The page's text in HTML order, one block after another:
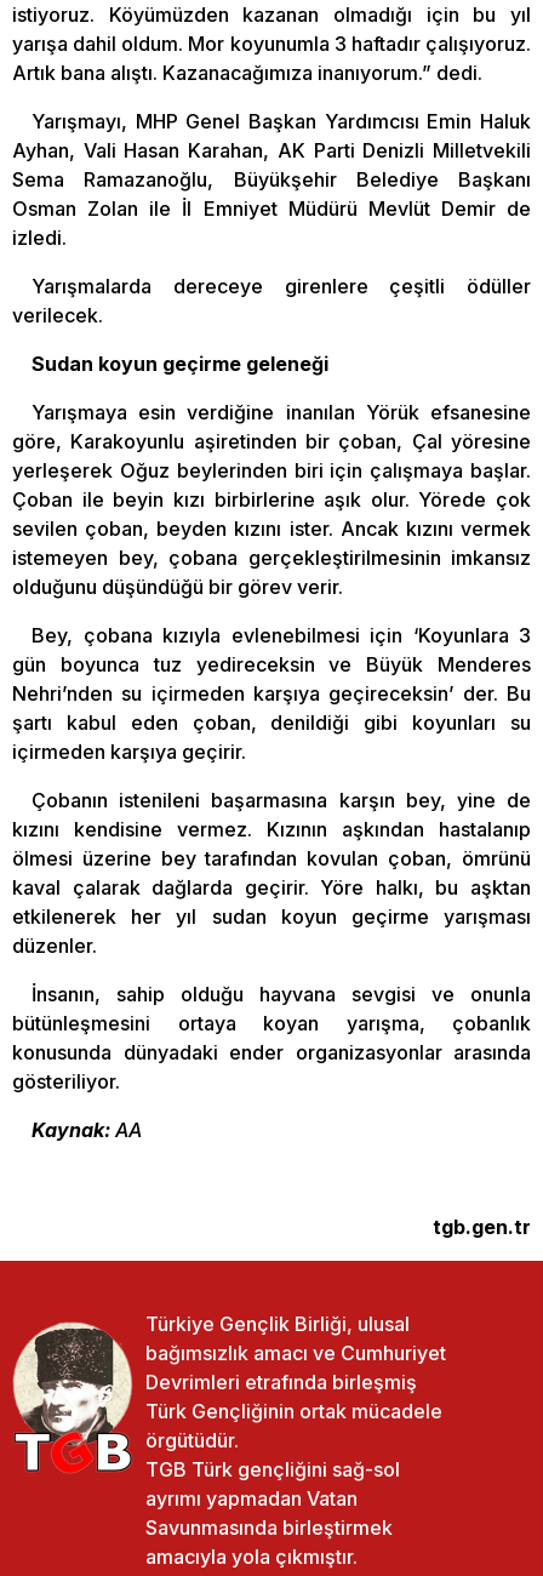
istiyoruz. Köyümüzden kazanan olmadığı için bu yıl
yarışa dahil oldum. Mor koyunumla 3 haftadır çalışıyoruz.
Artık bana alıştı. Kazanacağımıza inanıyorum.” dedi.
Yarışmayı, MHP Genel Başkan Yardımcısı Emin Haluk
Ayhan, Vali Hasan Karahan, AK Parti Denizli Milletvekili
Sema Ramazanoğlu, Büyükşehir Belediye Başkanı
Osman Zolan ile İl Emniyet Müdürü Mevlüt Demir de
izledi.
Yarışmalarda dereceye girenlere çeşitli ödüller
verilecek.
Sudan koyun geçirme geleneği
Yarışmaya esin verdiğine inanılan Yörük efsanesine
göre, Karakoyunlu aşiretinden bir çoban, Çal yöresine
yerleşerek Oğuz beylerinden biri için çalışmaya başlar.
Çoban ile beyin kızı birbirlerine aşık olur. Yörede çok
sevilen çoban, beyden kızını ister. Ancak kızını vermek
istemeyen bey, çobana gerçekleştirilmesinin imkansız
olduğunu düşündüğü bir görev verir.
Bey, çobana kızıyla evlenebilmesi için ‘Koyunlara 3
gün boyunca tuz yedireceksin ve Büyük Menderes
Nehri’nden su içirmeden karşıya geçireceksin’ der. Bu
şartı kabul eden çoban, denildiği gibi koyunları su
içirmeden karşıya geçirir.
Çobanın istenileni başarmasına karşın bey, yine de
kızını kendisine vermez. Kızının aşkından hastalanıp
ölmesi üzerine bey tarafından kovulan çoban, ömrünü
kaval çalarak dağlarda geçirir. Yöre halkı, bu aşktan
etkilenerek her yıl sudan koyun geçirme yarışması
düzenler.
İnsanın, sahip olduğu hayvana sevgisi ve onunla
bütünleşmesini ortaya koyan yarışma, çobanlık
konusunda dünyadaki ender organizasyonlar arasında
gösteriliyor.
Kaynak: AA
tgb.gen.tr
Türkiye Gençlik Birliği, ulusal
bağımsızlık amacı ve Cumhuriyet
Devrimleri etrafında birleşmiş
Türk Gençliğinin ortak mücadele
örgütüdür.
TGB Türk gençliğini sağ-sol
ayrımı yapmadan Vatan
Savunmasında birleştirmek
amacıyla yola çıkmıştır.